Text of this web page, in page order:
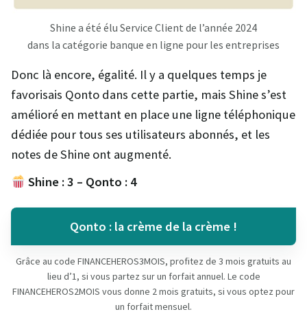
Shine a été élu Service Client de l’année 2024
dans la catégorie banque en ligne pour les entreprises
Donc là encore, égalité. Il y a quelques temps je
favorisais Qonto dans cette partie, mais Shine s’est
amélioré en mettant en place une ligne téléphonique
dédiée pour tous ses utilisateurs abonnés, et les
notes de Shine ont augmenté.
Shine : 3 – Qonto : 4
Qonto : la crème de la crème !
Grâce au code FINANCEHEROS3MOIS, profitez de 3 mois gratuits au
lieu d’1, si vous partez sur un forfait annuel. Le code
FINANCEHEROS2MOIS vous donne 2 mois gratuits, si vous optez pour
un forfait mensuel.